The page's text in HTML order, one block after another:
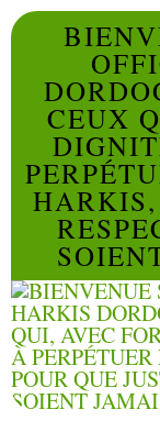
CEUX
HARKIS,